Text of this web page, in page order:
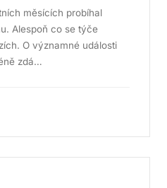
měsících probíhal
Alespoň co se týče
O významné události
zdá…